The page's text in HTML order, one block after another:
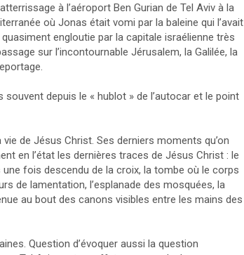
à l’aéroport Ben Gurian de Tel Aviv à la
où Jonas était vomi par la baleine qui l’avait
engloutie par la capitale israélienne très
sur l’incontournable Jérusalem, la Galilée, la
depuis le « hublot » de l’autocar et le point
de Jésus Christ. Ses derniers moments qu’on
en l’état les dernières traces de Jésus Christ : le
fois descendu de la croix, la tombe où le corps
de lamentation, l’esplanade des mosquées, la
au bout des canons visibles entre les mains des
Question d’évoquer aussi la question